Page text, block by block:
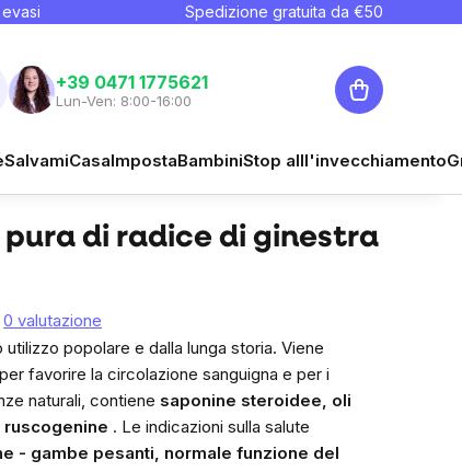
Spedizione gratuita da €50
+39 0471 1775621
Lun-Ven: 8:00-16:00
Carrello
SalvamiCasaImpostaBambiniStop alll'invecchiamento
di radice di ginestra
0 valutazione
popolare e dalla lunga storia. Viene
favorire la circolazione sanguigna e per i
naturali, contiene saponine steroidee, oli
ruscogenine . Le indicazioni sulla salute
- gambe pesanti, normale funzione del
Prezzo unitario:
€10,16 / 100 ml
Guarda